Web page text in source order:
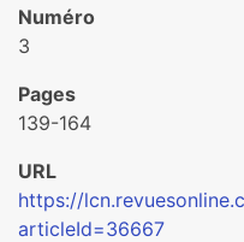
Numéro
3
Pages
139-164
URL
https://
articleId=36667